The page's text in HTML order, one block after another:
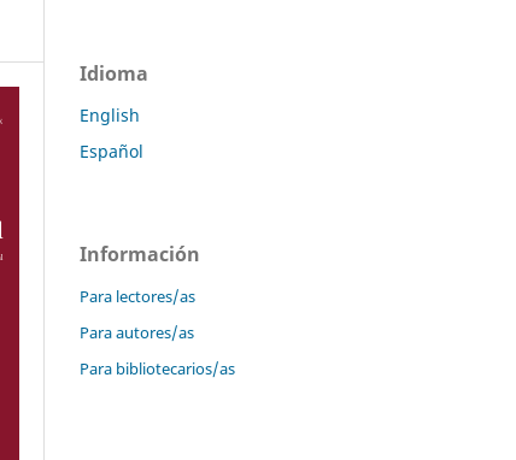
Idioma
English
Español
Información
Para lectores/as
Para autores/as
Para bibliotecarios/as